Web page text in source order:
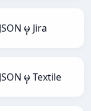
JSON မှ Jira
JSON မှ Textile